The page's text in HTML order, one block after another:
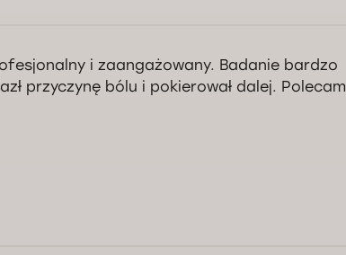
i zaangażowany. Badanie bardzo
przyczynę bólu i pokierował dalej. Polecam